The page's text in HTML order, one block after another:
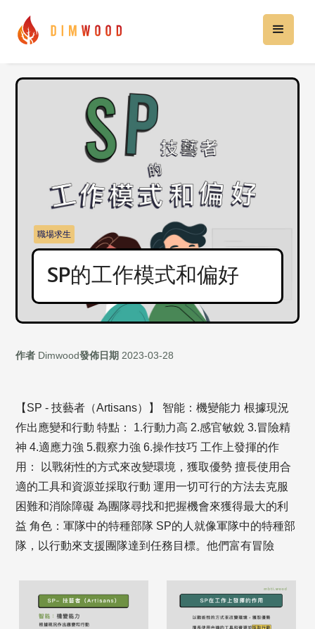
SP的工作模式和偏好
職場求生
作者 Dimwood發佈日期 2023-03-28
【SP - 技藝者（Artisans）】 智能：機變能力 根據現況
作出應變和行動 特點： 1.行動力高 2.感官敏銳 3.冒險精
神 4.適應力強 5.觀察力強 6.操作技巧 工作上發揮的作
用： 以戰術性的方式來改變環境，獲取優勢 擅長使用合
適的工具和資源並採取行動 運用一切可行的方法去克服
困難和消除障礙 為團隊尋找和把握機會來獲得最大的利
益 角色：軍隊中的特種部隊 SP的人就像軍隊中的特種部
隊，以行動來支援團隊達到任務目標。他們富有冒險